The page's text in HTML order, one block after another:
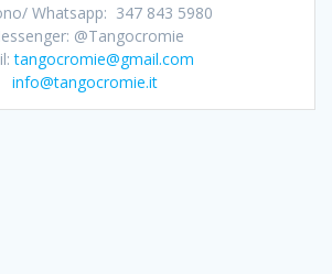
Whatsapp: 347 843 5980
@Tangocromie
tangocromie@gmail.com
info@tangocromie.it